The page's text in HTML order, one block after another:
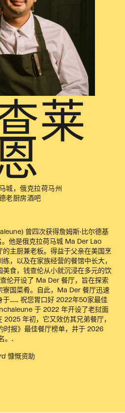
莱
城，俄克拉荷马州
老厨房酒吧
曾四次获得詹姆斯·比尔德基
。他是俄克拉荷马城 Ma Der Lao
主厨兼老板。得益于父亲在美国烹
，以及在家族经营的餐馆中长大，
食，钱查伦从小就沉浸在多元的饮
伦开设了 Ma Der 餐厅，旨在探索
寮国菜肴。自此，Ma Der 餐厅迅速
于…… 祝您胃口好 2022年50家最佳
于 2022 年开设了老挝面
年初，它又效仿其兄弟餐厅，
时报》最佳餐厅榜单，并于 2026
。.
慷慨资助